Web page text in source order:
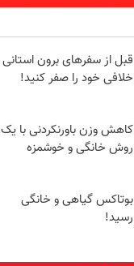
قبل از سفرهای برون استانی
خلافی خود را صفر کنید!
کاهش وزن باورنکردنی با یک
روش خانگی و خوشمزه
بوتاکس گیاهی و خانگی
رسید!